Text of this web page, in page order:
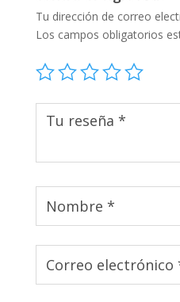
Tu dirección de correo
Los campos obligatorios